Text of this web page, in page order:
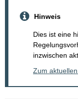
Hinweis
Dies ist eine
inzwischen
Zum